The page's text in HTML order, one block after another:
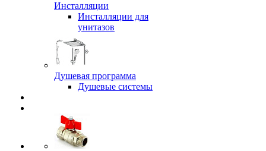
Инсталляции
Инсталляции для
унитазов
Душевая программа
Душевые системы